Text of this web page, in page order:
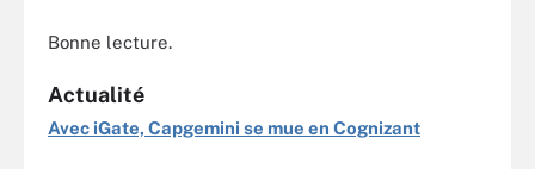
Bonne lecture.
Actualité
Avec iGate, Capgemini se mue en Cognizant